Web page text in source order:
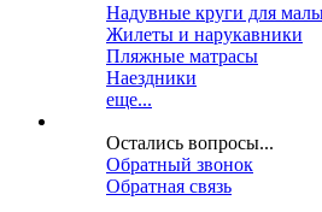
Надувные круги для
Жилеты и нарукавники
Пляжные матрасы
Наездники
еще...
Остались вопросы...
Обратный звонок
Обратная связь